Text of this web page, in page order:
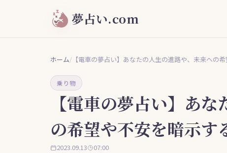
夢占い.com
ホーム/ 【電車の夢占い】あなたの人生の進路や、未来への
乗り物
【電車の夢占い】あ
の希望や不安を暗示す
2023.09.13 07:00